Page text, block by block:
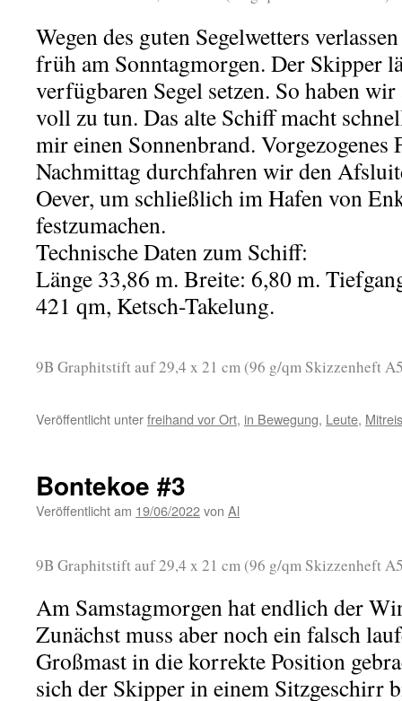
Wegen des guten Segelwetters
früh am Sonntagmorgen. Der Skipper
verfügbaren Segel setzen. So haben
voll zu tun. Das alte Schiff macht
mir einen Sonnenbrand.
Nachmittag durchfahren wir den
Oever, um schließlich im Hafen von
festzumachen.
Technische Daten zum Schiff:
Länge 33,86 m. Breite: 6,80 m.
421 qm, Ketsch-Takelung.
9B Graphitstift auf 29,4 x 21 cm (96 g/qm Skizzenheft
Veröffentlicht unterfreihand vor Ort, in Bewegung, Leute,
Bontekoe #3
Veröffentlicht am 19/06/2022von Al
9B Graphitstift auf 29,4 x 21 cm (96 g/qm Skizzenheft
Am Samstagmorgen hat endlich der
Zunächst muss aber noch ein falsch
Großmast in die korrekte Position
sich der Skipper in einem Sitzgeschirr